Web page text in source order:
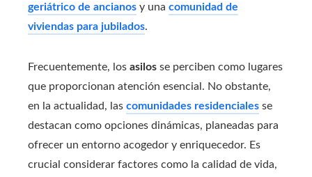
geriátrico de ancianos y una comunidad de
viviendas para jubilados.
Frecuentemente, los asilos se perciben como lugares
que proporcionan atención esencial. No obstante,
en la actualidad, las comunidades residenciales se
destacan como opciones dinámicas, planeadas para
ofrecer un entorno acogedor y enriquecedor. Es
crucial considerar factores como la calidad de vida,